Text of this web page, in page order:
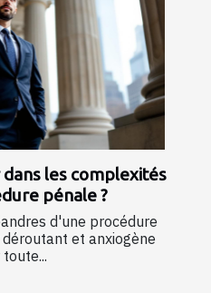
les complexités
pénale ?
d'une procédure
et anxiogène